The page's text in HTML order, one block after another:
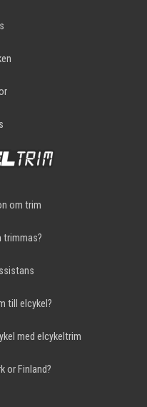
om trim
trimmas?
till elcykel?
med elcykeltrim
or Finland?